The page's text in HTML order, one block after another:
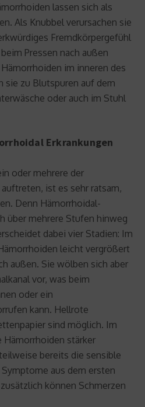
lassen sich als
Als Knubbel verursachen sie
Fremdkörpergefühl
Pressen nach außen
im inneren des
sie zu Blutspuren auf dem
oder auch im Stuhl
Erkrankungen
oder mehrere der
ist es sehr ratsam,
Denn Hämorrhoidal-
über mehrere Stufen hinweg
dabei vier Stadien: Im
leicht vergrößert
außen. Sie wölben sich aber
vor, was beim
oder ein
kann. Hellrote
sind möglich. Im
stärker
bereits die sensible
aus dem ersten
können Schmerzen